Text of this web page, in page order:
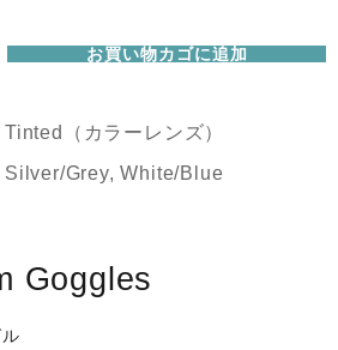
お買い物カゴに追加
Tinted（カラーレンズ）
Silver/Grey, White/Blue
Goggles